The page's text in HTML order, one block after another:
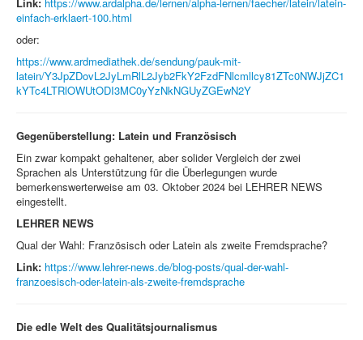
Link: https://www.ardalpha.de/lernen/alpha-lernen/faecher/latein/latein-
einfach-erklaert-100.html
oder:
https://www.ardmediathek.de/sendung/pauk-mit-
latein/Y3JpZDovL2JyLmRlL2Jyb2FkY2FzdFNlcmllcy81ZTc0NWJjZC1
kYTc4LTRlOWUtODI3MC0yYzNkNGUyZGEwN2Y
Gegenüberstellung: Latein und Französisch
Ein zwar kompakt gehaltener, aber solider Vergleich der zwei
Sprachen als Unterstützung für die Überlegungen wurde
bemerkenswerterweise am 03. Oktober 2024 bei LEHRER NEWS
eingestellt.
LEHRER NEWS
Qual der Wahl: Französisch oder Latein als zweite Fremdsprache?
Link: https://www.lehrer-news.de/blog-posts/qual-der-wahl-
franzoesisch-oder-latein-als-zweite-fremdsprache
Die edle Welt des Qualitätsjournalismus